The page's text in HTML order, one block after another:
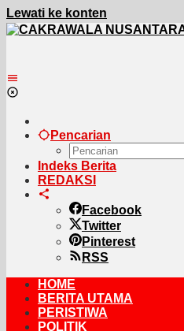
Lewati ke konten
Pencarian
Indeks Berita
REDAKSI
Facebook
Twitter
Pinterest
RSS
HOME
BERITA UTAMA
PERISTIWA
POLITIK